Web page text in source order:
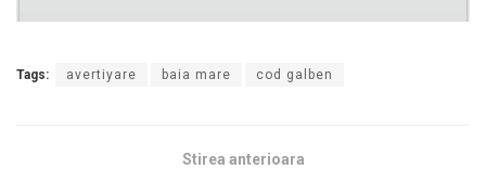
Tags: avertiyare baia mare cod galben
Stirea anterioara